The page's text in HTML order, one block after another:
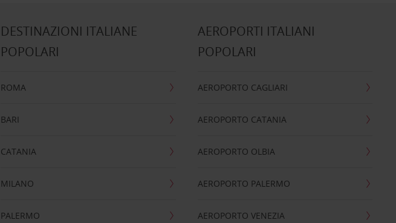
DESTINAZIONI ITALIANE
POPOLARI
ROMA
BARI
CATANIA
MILANO
PALERMO
AEROPORTI ITALIANI
POPOLARI
AEROPORTO CAGLIARI
AEROPORTO CATANIA
AEROPORTO OLBIA
AEROPORTO PALERMO
AEROPORTO VENEZIA